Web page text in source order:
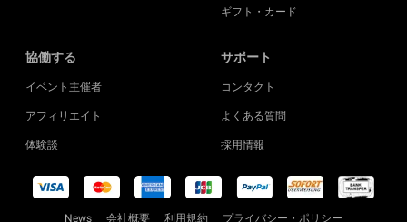
ギフト・カード
協働する
イベント主催者
アフィリエイト
体験談
サポート
コンタクト
よくある質問
採用情報
News 会社概要 利用規約 プライバシー・ポリシー